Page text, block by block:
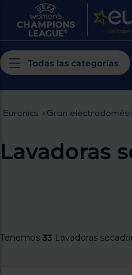
Personaliza tu
ti y con mejor plazo de
Todas las categorías
Euronics > Gran
Lavadoras
Tenemos 33 Lavadoras